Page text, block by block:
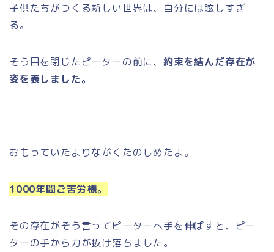
子供たちがつくる新しい世界は、自分には眩しすぎ
る。
そう目を閉じたピーターの前に、 約束を結んだ存在が
姿を表しました。
おもっていたよりながくたのしめたよ。
1000年間ご苦労様。
その存在がそう言ってピーターへ手を伸ばすと、ピー
ターの手から力が抜け落ちました。